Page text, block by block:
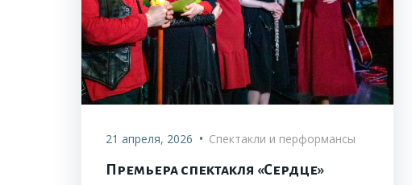
21 апреля, 2026 • Спектакли и перформансы
Премьера спектакля «Сердце»